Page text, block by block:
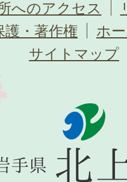
へのアクセス
護・著作権
ホ
サイトマップ